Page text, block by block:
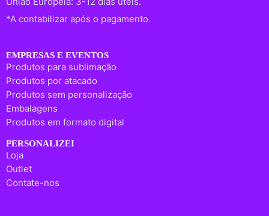
*A contabilizar após o pagamento.
EMPRESAS E EVENTOS
Produtos para sublimação
Produtos por atacado
Produtos sem personalização
Embalagens
Produtos em formato digital
PERSONALIZEI
Loja
Outlet
Contate-nos